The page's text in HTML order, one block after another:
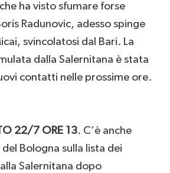
ha visto sfumare forse
Radunovic, adesso spinge
svincolatosi dal Bari. La
dalla Salernitana è stata
contatti nelle prossime ore.
22/7 ORE 13. C’è anche
del Bologna sulla lista dei
Salernitana dopo